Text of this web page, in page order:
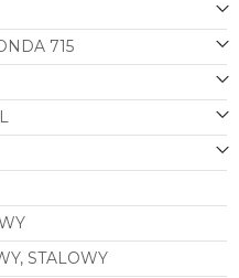
kolor tarczy z
że odczytanie czasu
okrągłej koperty
nadgarstkiem,
uroku.
się
niezawodność w
i
To nie tylko
ale także wyjątkowy
podkreślający
715
STALOWY